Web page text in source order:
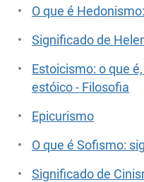
O que é
Significado de
Estoicismo: o que
estóico - Filosofia
Epicurismo
O que é Sofismo:
Significado de